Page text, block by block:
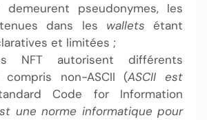
demeurent pseudonymes, les
dans les walletsétant
et limitées ;
NFT autorisent différents
non-ASCII (ASCII est
Code for Information
une norme informatique pour